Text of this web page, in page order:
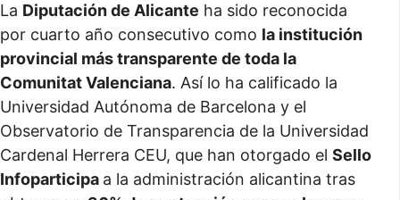
La Diputación de Alicante ha sido reconocida
por cuarto año consecutivo como la institución
provincial más transparente de toda la
Comunitat Valenciana. Así lo ha calificado la
Universidad Autónoma de Barcelona y el
Observatorio de Transparencia de la Universidad
Cardenal Herrera CEU, que han otorgado el Sello
Infoparticipa a la administración alicantina tras